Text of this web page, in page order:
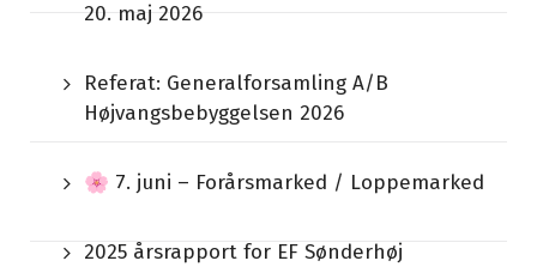
20. maj 2026
Referat: Generalforsamling A/B
Højvangsbebyggelsen 2026
🌸 7. juni – Forårsmarked / Loppemarked
2025 årsrapport for EF Sønderhøj